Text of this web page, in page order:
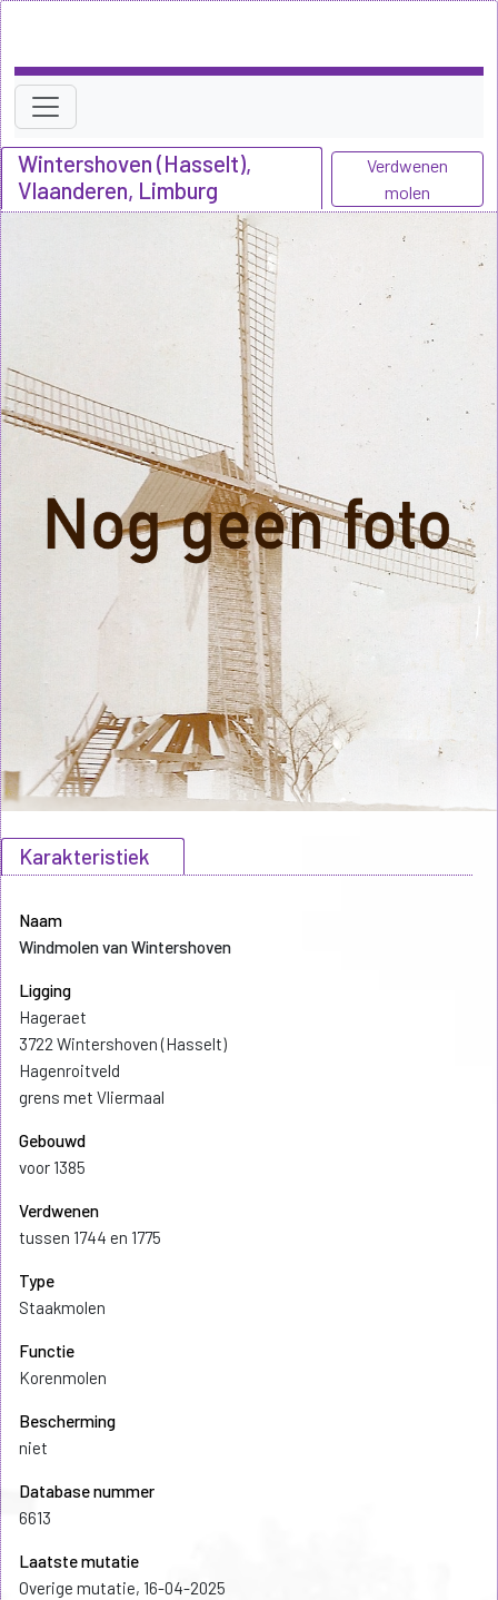
Wintershoven (Hasselt),
Vlaanderen, Limburg
Verdwenen
molen
Karakteristiek
Naam
Windmolen van Wintershoven
Ligging
Hageraet
3722 Wintershoven (Hasselt)
Hagenroitveld
grens met Vliermaal
Gebouwd
voor 1385
Verdwenen
tussen 1744 en 1775
Type
Staakmolen
Functie
Korenmolen
Bescherming
niet
Database nummer
6613
Laatste mutatie
Overige mutatie, 16-04-2025